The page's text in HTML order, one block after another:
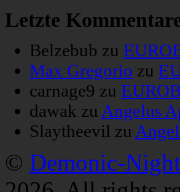
Letzte
Belzebub zu
Max Gregorio zu
carnage9 zu
dawak zu Angelus
Slaytheevil zu
© Demonic-